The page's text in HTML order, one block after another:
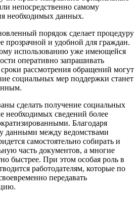
непосредственно самому
необходимых данных.
порядок сделает процедуру
прозрачной и удобной для граждан.
использованию уже имеющейся
оперативно запрашивать
рассмотрения обращений могут
социальных мер поддержки станет
сделать получение социальных
необходимых сведений более
Благодаря
данными между ведомствами
самостоятельно собирать и
часть документов, а многие
быстрее. При этом особая роль в
работодателям, которые по
передавать